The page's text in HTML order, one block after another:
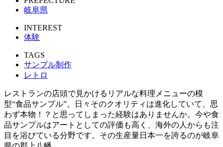
岐阜県
INTEREST
体験
TAGS
サンプル制作
レトロ
レストランの店頭で見かけるリアルな料理メニューの模
型“食品サンプル”。日々そのクオリティは進化していて、思
わず本物！？と思ってしまった経験はありませんか。今や食
品サンプルはアートとしての評価も高く、海外の人からも注
目を浴びている分野です。その生産量日本一を誇るのが岐阜